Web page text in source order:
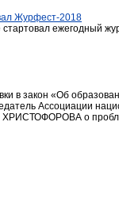
Журфест-2018
ежегодный
в закон «Об
Ассоциации
ХРИСТОФОРОВА о